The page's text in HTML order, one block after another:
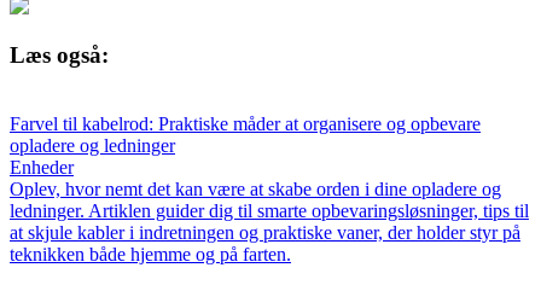
Læs også:
Farvel til kabelrod: Praktiske måder at organisere og opbevare
opladere og ledninger
Enheder
Oplev, hvor nemt det kan være at skabe orden i dine opladere og
ledninger. Artiklen guider dig til smarte opbevaringsløsninger, tips til
at skjule kabler i indretningen og praktiske vaner, der holder styr på
teknikken både hjemme og på farten.